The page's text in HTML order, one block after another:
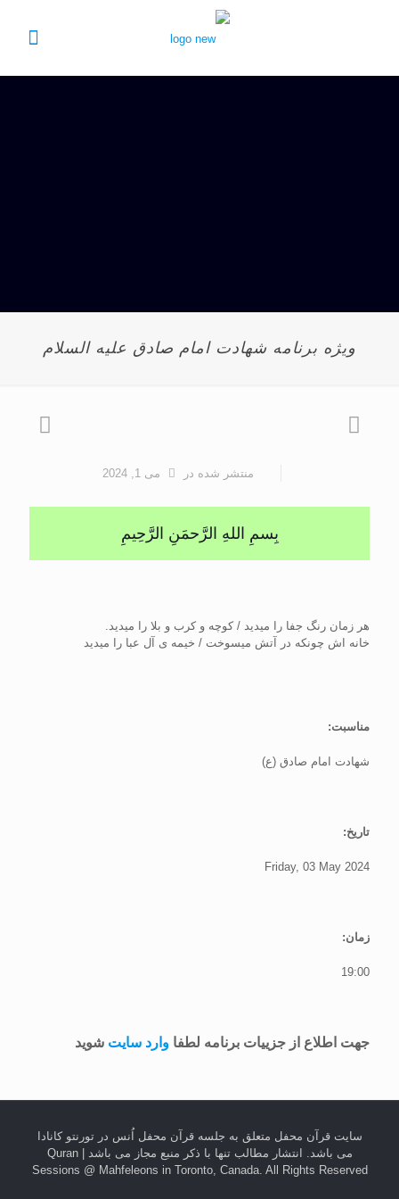
ویژه برنامه شهادت امام صادق علیه السلام
منتشر شده در می 1, 2024
بِسمِ اللهِ الرَّحمَنِ الرَّحِيمِ
هر زمان رنگ جفا را می‎دید / کوچه و کرب و بلا را می‎دید.
خانه اش چونکه در آتش می‎سوخت / خیمه ی آل عبا را می‎دید
مناسبت:
شهادت امام صادق (ع)
تاریخ:
Friday, 03 May 2024
زمان:
19:00
جهت اطلاع از جزییات برنامه لطفا وارد سایت شوید
سایت قرآن محفل متعلق به جلسه قرآن محفل اُنس در تورنتو کانادا
می باشد. انتشار مطالب تنها با ذکر منبع مجاز می باشد | Quran
Sessions @ Mahfeleons in Toronto, Canada. All Rights Reserved